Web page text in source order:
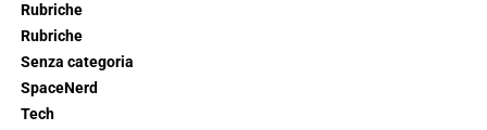
Rubriche
Rubriche
Senza categoria
SpaceNerd
Tech